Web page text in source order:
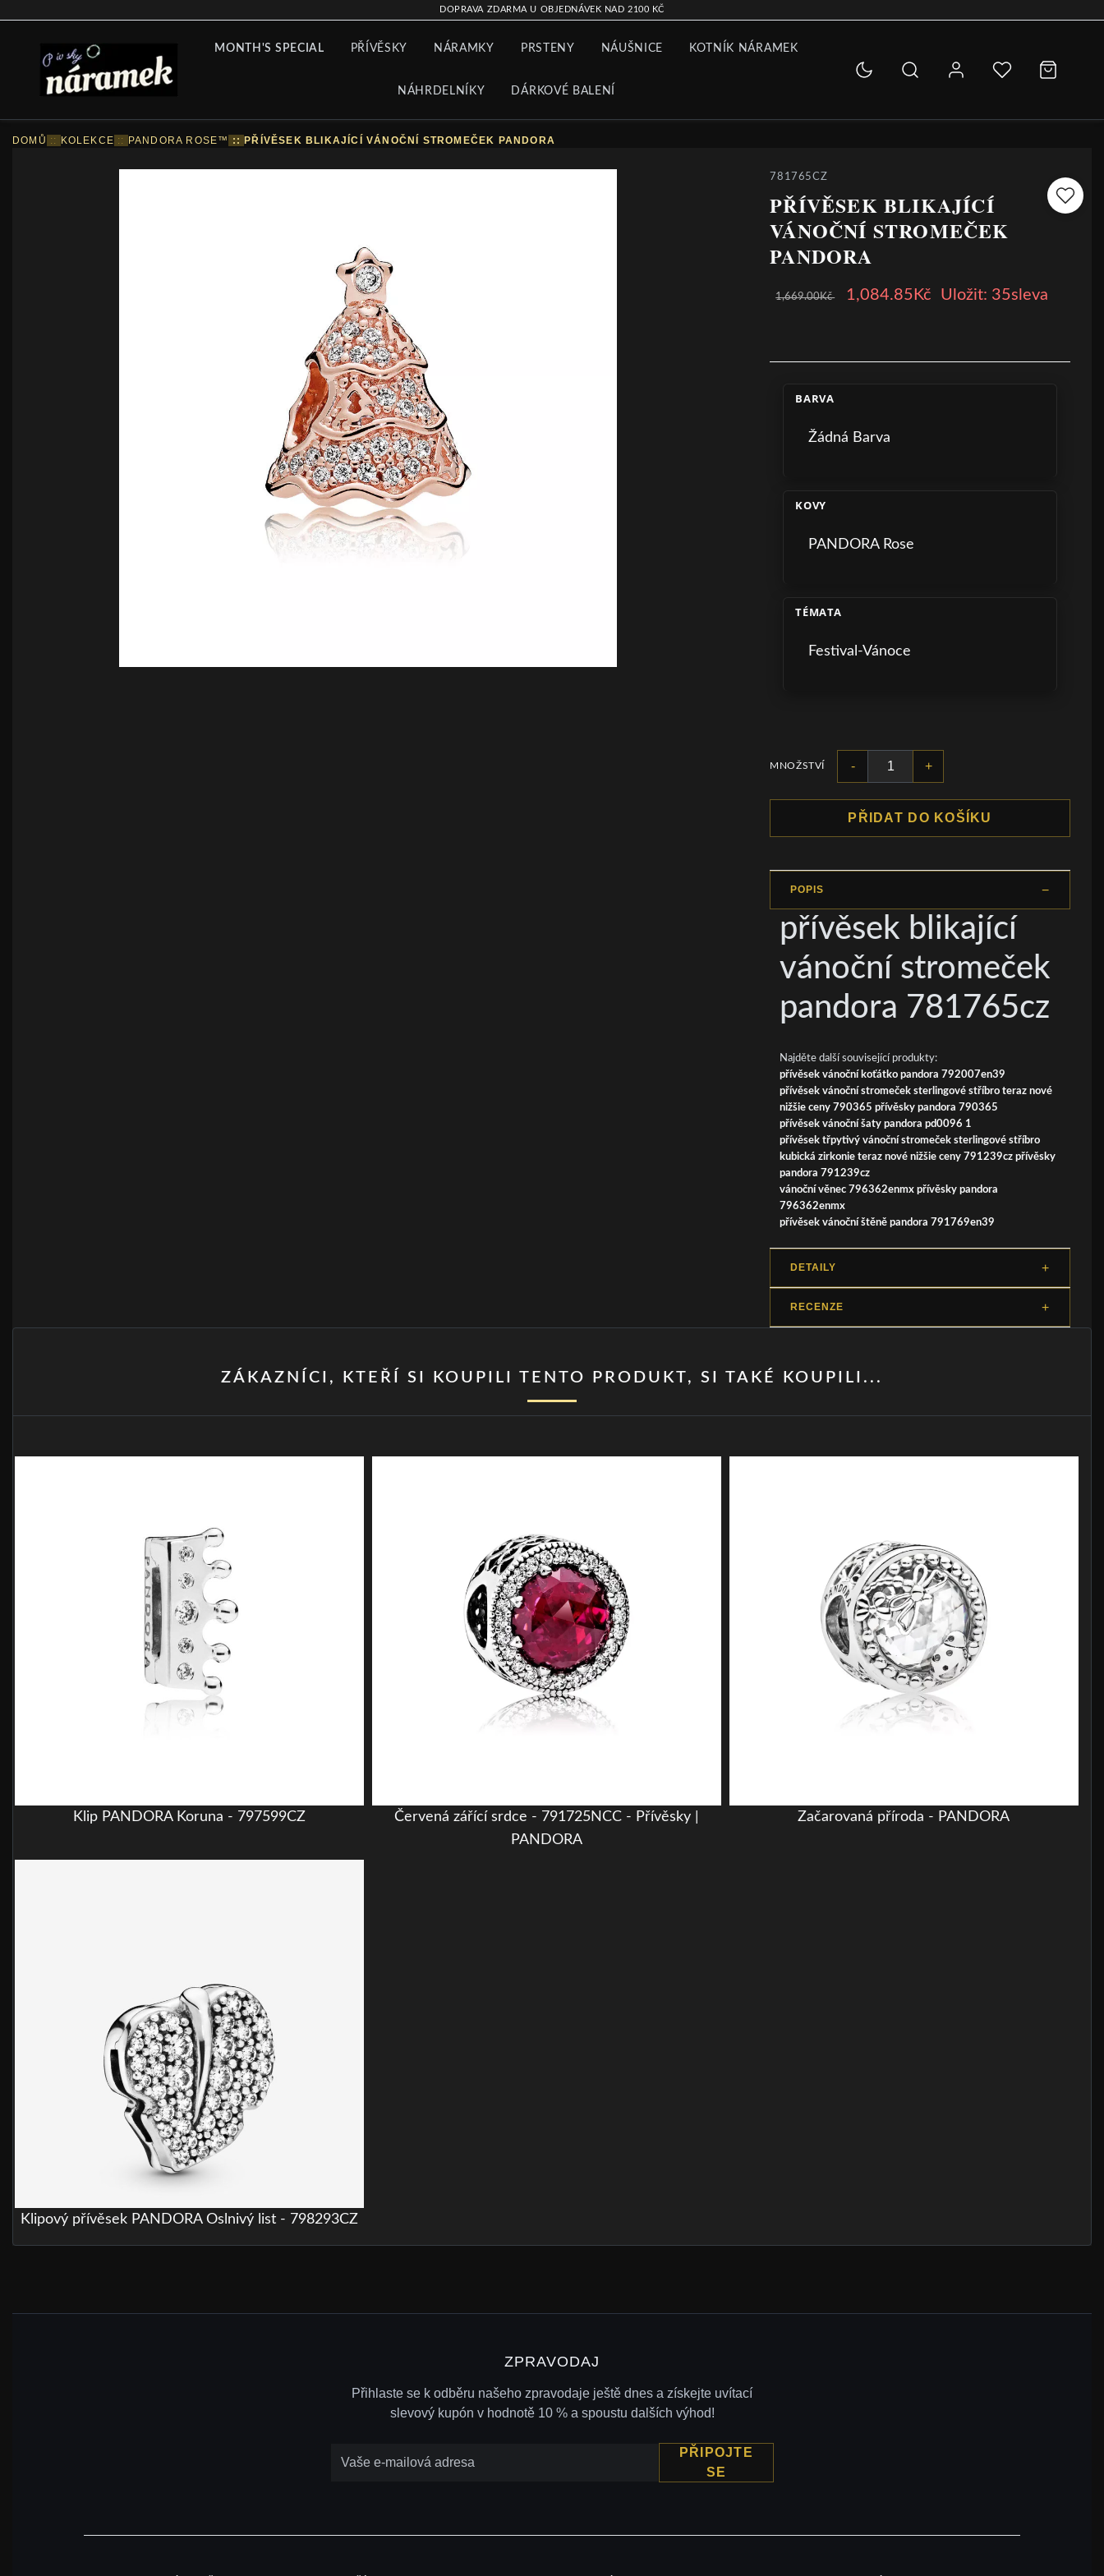
DOPRAVA ZDARMA U OBJEDNÁVEK NAD 2100 KČ
MONTH'S SPECIAL PŘÍVĚSKY NÁRAMKY PRSTENY NÁUŠNICE KOTNÍK NÁRAMEK
NÁHRDELNÍKY DÁRKOVÉ BALENÍ
DOMŮ :: KOLEKCE :: PANDORA ROSE™ :: PŘÍVĚSEK BLIKAJÍCÍ VÁNOČNÍ STROMEČEK PANDORA
781765CZ
PŘÍVĚSEK BLIKAJÍCÍ
VÁNOČNÍ STROMEČEK
PANDORA
1,669.00Kč 1,084.85Kč Uložit: 35sleva
BARVA
Žádná Barva
KOVY
PANDORA Rose
TÉMATA
Festival-Vánoce
MNOŽSTVÍ - +
PŘIDAT DO KOŠÍKU
POPIS
přívěsek blikající
vánoční stromeček
pandora 781765cz
Najděte další související produkty:
přívěsek vánoční koťátko pandora 792007en39
přívěsek vánoční stromeček sterlingové stříbro teraz nové
nižšie ceny 790365 přívěsky pandora 790365
přívěsek vánoční šaty pandora pd0096 1
přívěsek třpytivý vánoční stromeček sterlingové stříbro
kubická zirkonie teraz nové nižšie ceny 791239cz přívěsky
pandora 791239cz
vánoční věnec 796362enmx přívěsky pandora
796362enmx
přívěsek vánoční štěně pandora 791769en39
DETAILY
RECENZE
ZÁKAZNÍCI, KTEŘÍ SI KOUPILI TENTO PRODUKT, SI TAKÉ KOUPILI...
Klip PANDORA Koruna - 797599CZ
Červená zářící srdce - 791725NCC - Přívěsky |
PANDORA
Začarovaná příroda - PANDORA
Klipový přívěsek PANDORA Oslnivý list - 798293CZ
ZPRAVODAJ
Přihlaste se k odběru našeho zpravodaje ještě dnes a získejte uvítací
slevový kupón v hodnotě 10 % a spoustu dalších výhod!
PŘIPOJTE
SE